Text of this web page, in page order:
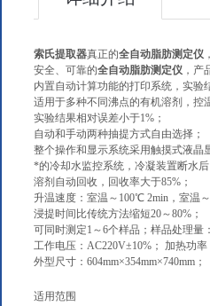
索氏提取器真正的全自动脂肪测定仪
安全、可靠的全自动脂肪测定仪 ，产
内置自动计算功能的打印系统，实验
适用于多种不同沸点的有机溶剂，控
实验结果相对误差小于1%；
自动和手动两种抽提方式自由选择；
整个操作和显示系统采用触摸式液晶
*的冷却水监控系统，冷凝装置断水后
溶剂自动回收，回收率大于85%；
升温速度：室温～100℃ 2min，室温
浸提时间比传统方法缩短20～80%；
可同时测定1～6个样品；样品处理量
工作电压：AC220V±10%； 加热功率
外型尺寸：604mm×354mm×740mm；
适用范围